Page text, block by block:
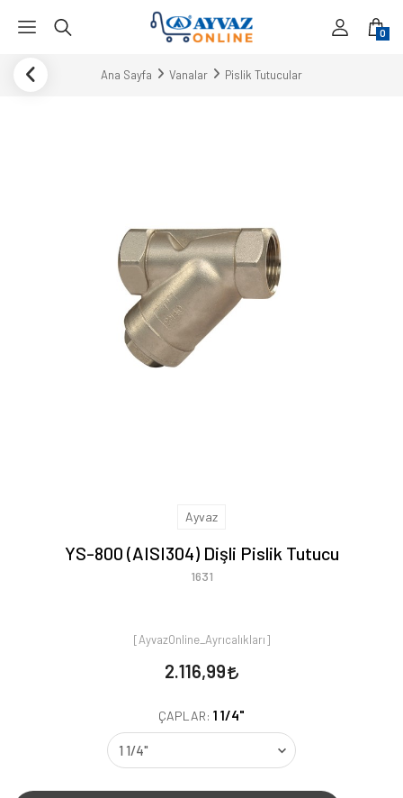
0
Ana Sayfa Vanalar Pislik Tutucular
Ayvaz
YS-800 (AISI304) Dişli Pislik Tutucu
1631
[AyvazOnline_Ayrıcalıkları]
2.116,99
ÇAPLAR: 1 1/4"